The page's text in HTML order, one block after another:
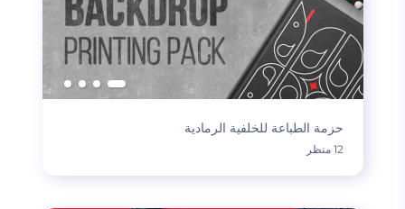
حزمة الطباعة للخلفية الرمادية
12 منظر